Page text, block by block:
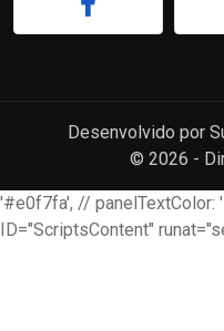
Desenvolvido por
© 2026 -
'#e0f7fa', // panelTextColor:
ID="ScriptsContent"